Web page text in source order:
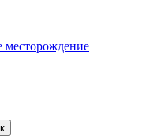
месторождение